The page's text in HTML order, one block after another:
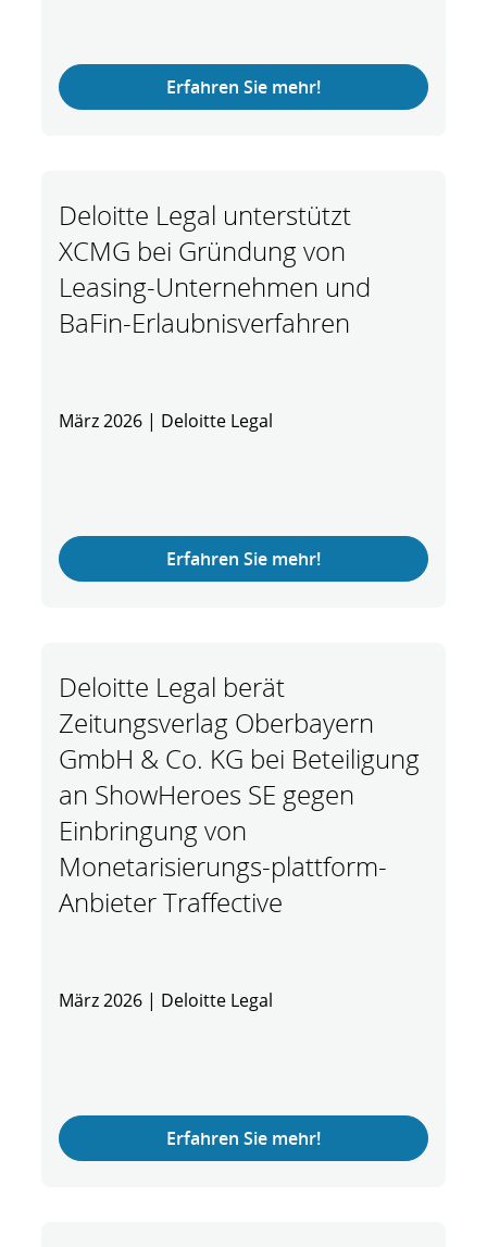
Erfahren Sie mehr!
Deloitte Legal unterstützt
XCMG bei Gründung von
Leasing-Unternehmen und
BaFin-Erlaubnisverfahren
März 2026 | Deloitte Legal
Erfahren Sie mehr!
Deloitte Legal berät
Zeitungsverlag Oberbayern
GmbH & Co. KG bei Beteiligung
an ShowHeroes SE gegen
Einbringung von
Monetarisierungs-plattform-
Anbieter Traffective
März 2026 | Deloitte Legal
Erfahren Sie mehr!